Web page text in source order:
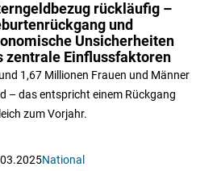
rückläufig –
und
Unsicherheiten
zentrale Einflussfaktoren
1,67 Millionen Frauen und Männer
– das entspricht einem Rückgang
zum Vorjahr.
National